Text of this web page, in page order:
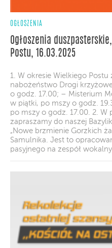
OGŁOSZENIA
Ogłoszenia
Postu, 16.03.2025
1. W okresie Wielkiego Postu
nabożeństwo Drogi
o godz. 17.00; – Misterium
w piątki, po mszy o godz.
po mszy o godz. 17.00. 2. W
zapraszamy do naszej
„Nowe brzmienie Gorzkich
Samulnika. Jest to
pasyjnego na zespół